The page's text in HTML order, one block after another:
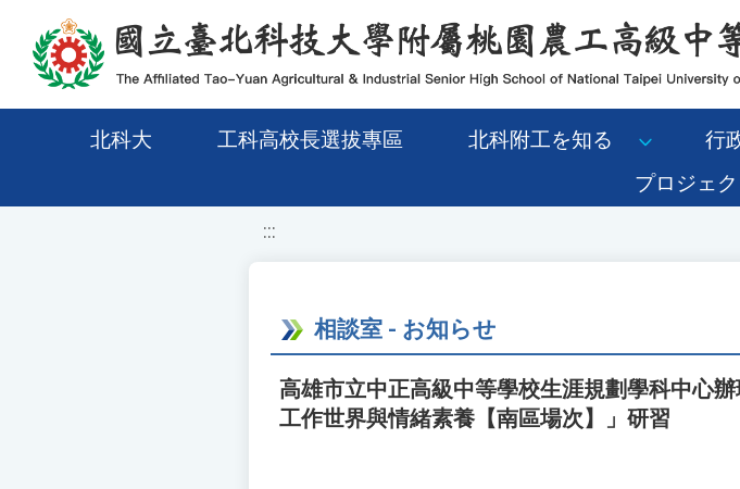
移至網頁之主要內容區位置
北科大 工科高校長選拔專區 北科附工を知る 行
プロジェ
:::
相談室 - お知らせ
高雄市立中正高級中等學校生涯規劃學科中心
工作世界與情緒素養【南區場次】」研習